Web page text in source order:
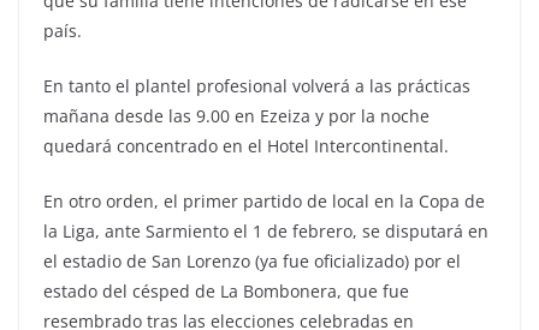
país.
En tanto el plantel profesional volverá a las prácticas
mañana desde las 9.00 en Ezeiza y por la noche
quedará concentrado en el Hotel Intercontinental.
En otro orden, el primer partido de local en la Copa de
la Liga, ante Sarmiento el 1 de febrero, se disputará en
el estadio de San Lorenzo (ya fue oficializado) por el
estado del césped de La Bombonera, que fue
resembrado tras las elecciones celebradas en